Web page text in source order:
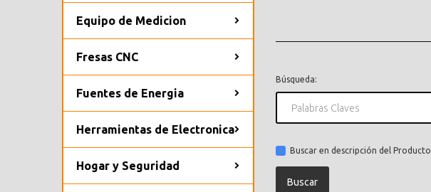
Equipo de Medicion
Fresas CNC
Fuentes de Energia
Herramientas de Electronica
Hogar y Seguridad
Búsqueda:
Buscar en descripción del Producto